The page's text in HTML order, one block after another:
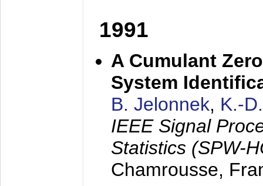
1991
A Cumulant
System
B. Jelonnek, K.-
IEEE Signal
Statistics (SPW-
Chamrousse,